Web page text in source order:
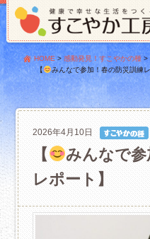
HOME> 感動発見！すこやかの種 >
【
みんなで参加！春の防災訓練
2026年4月10日
【
みんなで
レポート】